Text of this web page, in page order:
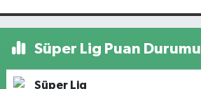
Süper Lig Puan Durumu
Süper Lig